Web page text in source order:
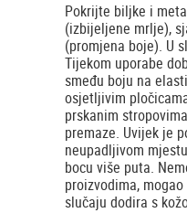
Pokrijte biljke i
(izbijeljene mrlje),
(promjena boje). U
Tijekom uporabe
smeđu boju na
osjetljivim
prskanim
premaze. Uvijek je
neupadljivom
bocu više puta.
proizvodima,
slučaju dodira s